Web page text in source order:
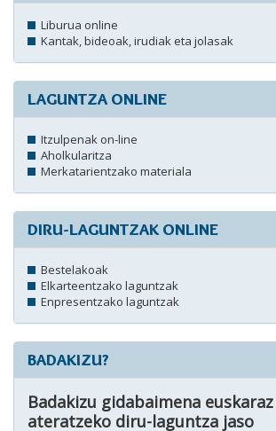
Liburua online
Kantak, bideoak, irudiak eta jolasak
LAGUNTZA ONLINE
Itzulpenak on-line
Aholkularitza
Merkatarientzako materiala
DIRU-LAGUNTZAK ONLINE
Bestelakoak
Elkarteentzako laguntzak
Enpresentzako laguntzak
BADAKIZU?
Badakizu gidabaimena euskaraz
ateratzeko diru-laguntza jaso